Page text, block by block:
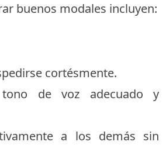
buenos modales incluyen:
cortésmente.
de voz adecuado y
a los demás sin